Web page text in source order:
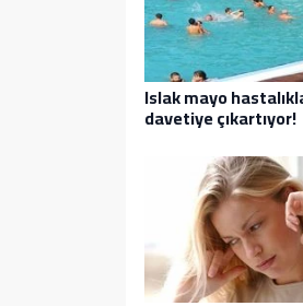
Islak mayo
davetiye çıkartıyor!